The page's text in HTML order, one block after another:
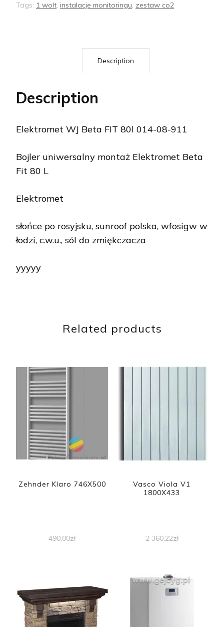
Tags: 1 wolt, instalacje monitoringu, zestaw co2
Description
Description
Elektromet WJ Beta FIT 80l 014-08-911
Bojler uniwersalny montaż Elektromet Beta
Fit 80 L
Elektromet
słońce po rosyjsku, sunroof polska, wfosigw w
łodzi, c.w.u., sól do zmiękczacza
yyyyy
Related products
Zehnder Klaro 746X500
490,00zł
Vasco Viola V1
1800X433
2 360,22zł